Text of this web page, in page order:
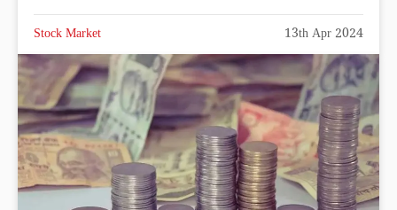
Stock Market 13th Apr 2024